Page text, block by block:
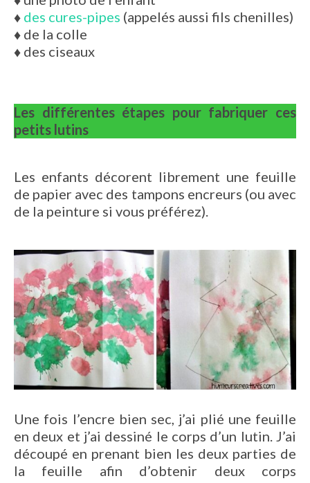
♦ des cures-pipes (appelés aussi fils chenilles)
♦ de la colle
♦ des ciseaux
Les différentes étapes pour fabriquer ces
petits lutins
Les enfants décorent librement une feuille
de papier avec des tampons encreurs (ou avec
de la peinture si vous préférez).
Une fois l’encre bien sec, j’ai plié une feuille
en deux et j’ai dessiné le corps d’un lutin. J’ai
découpé en prenant bien les deux parties de
la feuille afin d’obtenir deux corps